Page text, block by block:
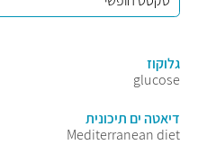
גלוקוז
glucose
דיאטה ים תיכונית
Mediterranean diet